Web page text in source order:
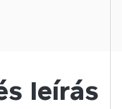
leírás